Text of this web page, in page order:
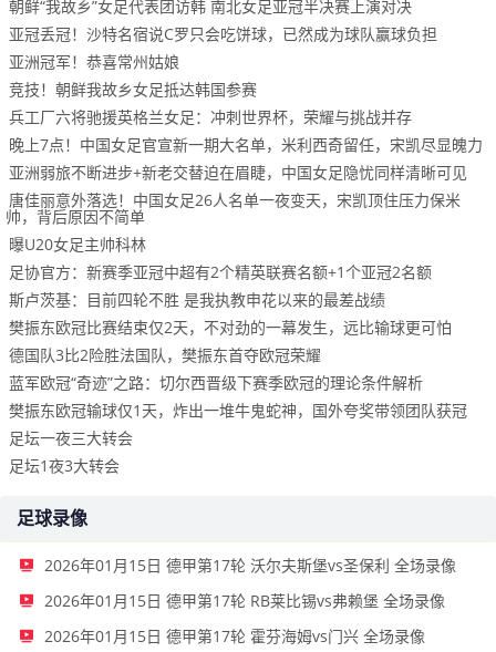
朝鲜“我故乡”女足代表团访韩 南北女足亚冠半决赛上演对决
亚冠丢冠！沙特名宿说C罗只会吃饼球，已然成为球队赢球负担
亚洲冠军！恭喜常州姑娘
竞技！朝鲜我故乡女足抵达韩国参赛
兵工厂六将驰援英格兰女足：冲刺世界杯，荣耀与挑战并存
晚上7点！中国女足官宣新一期大名单，米利西奇留任，宋凯尽显魄力
亚洲弱旅不断进步+新老交替迫在眉睫，中国女足隐忧同样清晰可见
唐佳丽意外落选！中国女足26人名单一夜变天，宋凯顶住压力保米
帅，背后原因不简单
曝U20女足主帅科林
足协官方：新赛季亚冠中超有2个精英联赛名额+1个亚冠2名额
斯卢茨基：目前四轮不胜 是我执教申花以来的最差战绩
樊振东欧冠比赛结束仅2天，不对劲的一幕发生，远比输球更可怕
德国队3比2险胜法国队，樊振东首夺欧冠荣耀
蓝军欧冠“奇迹”之路：切尔西晋级下赛季欧冠的理论条件解析
樊振东欧冠输球仅1天，炸出一堆牛鬼蛇神，国外夸奖带领团队获冠
足坛一夜三大转会
足坛1夜3大转会
足球录像
2026年01月15日 德甲第17轮 沃尔夫斯堡vs圣保利 全场录像
2026年01月15日 德甲第17轮 RB莱比锡vs弗赖堡 全场录像
2026年01月15日 德甲第17轮 霍芬海姆vs门兴 全场录像